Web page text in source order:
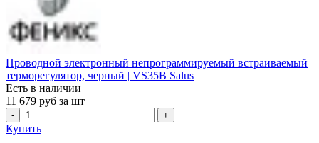
Проводной электронный непрограммируемый встраиваемый
терморегулятор, черный | VS35B Salus
Есть в наличии
11 679 руб за шт
- +
Купить